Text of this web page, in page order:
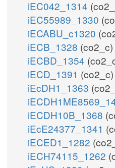
iEC042_1314
iEC55989_1330
iECABU_c1320
iECB_1328 (co2_c)
iECBD_1354
iECD_1391 (co2_c)
iEcDH1_1363
iECDH10B_1368
iEcE24377_1341
iECED1_1282
iECH74115_1262